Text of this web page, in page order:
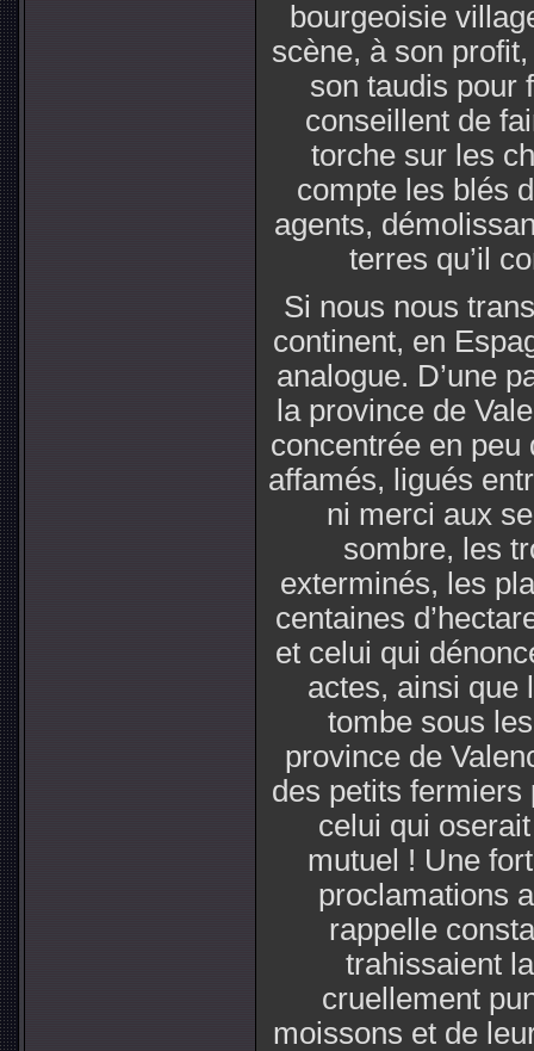
bourgeoisie
scène, à son
son taudis pour
conseillent de
torche sur les
compte les blés
agents,
terres qu’il
Si nous nous
continent, en
analogue. D’une
la province de
concentrée en
affamés, ligués
ni merci aux
sombre, les
exterminés, les
centaines
et celui qui
actes, ainsi que
tombe sous
province de
des petits fermiers
celui qui
mutuel ! Une
proclamations
rappelle
trahissaient
cruellement
moissons et de